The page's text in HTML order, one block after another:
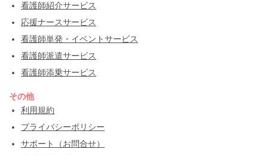
看護師紹介サービス
応援ナースサービス
看護師単発・イベントサービス
看護師派遣サービス
看護師添乗サービス
その他
利用規約
プライバシーポリシー
サポート（お問合せ）